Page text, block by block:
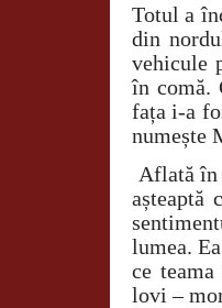
Totul a
din
vehicule
în comă.
fața i-a
numește
Aflată în
așteaptă
lumea.
ce
lovi –